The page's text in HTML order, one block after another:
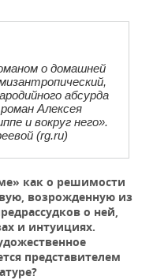
о домашней
абсурда
Алексея
и вокруг него».
(rg.ru)
как о решимости
возрожденную из
о ней,
и интуициях.
представителем